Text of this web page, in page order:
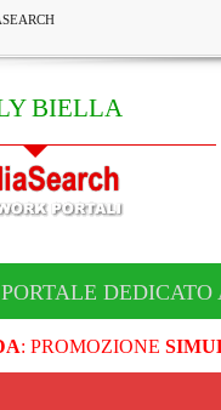
BIELLA
: PROMOZIONE